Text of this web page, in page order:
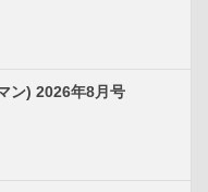
ン) 2026年8月号